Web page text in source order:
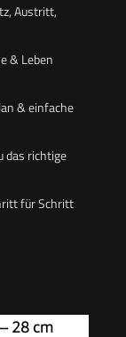
Austritt,
& Leben
& einfache
das richtige
für Schritt
28 cm